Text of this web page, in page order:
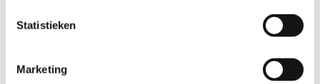
Statistieken
Marketing